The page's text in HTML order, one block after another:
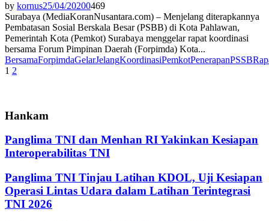
by kornus25/04/20200469
Surabaya (MediaKoranNusantara.com) – Menjelang diterapkannya
Pembatasan Sosial Berskala Besar (PSBB) di Kota Pahlawan,
Pemerintah Kota (Pemkot) Surabaya menggelar rapat koordinasi
bersama Forum Pimpinan Daerah (Forpimda) Kota...
BersamaForpimdaGelarJelangKoordinasiPemkotPenerapanPSSB
Paginasi
1 2
Hankam
Panglima TNI dan Menhan RI Yakinkan Kesiapan
Interoperabilitas TNI
Panglima TNI Tinjau Latihan KDOL, Uji Kesiapan
Operasi Lintas Udara dalam Latihan Terintegrasi
TNI 2026